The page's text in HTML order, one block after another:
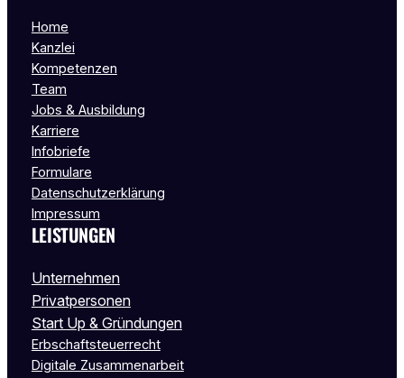
Home
Kanzlei
Kompetenzen
Team
Jobs & Ausbildung
Karriere
Infobriefe
Formulare
Datenschutzerklärung
Impressum
LEISTUNGEN
Unternehmen
Privatpersonen
Start Up & Gründungen
Erbschaftsteuerrecht
Digitale Zusammenarbeit